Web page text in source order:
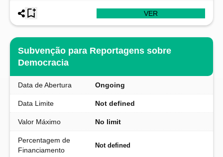
VER
Subvenção para Reportagens sobre
Democracia
Data de Abertura Ongoing
Data Limite Not defined
Valor Máximo No limit
Percentagem de
Financiamento
Not defined